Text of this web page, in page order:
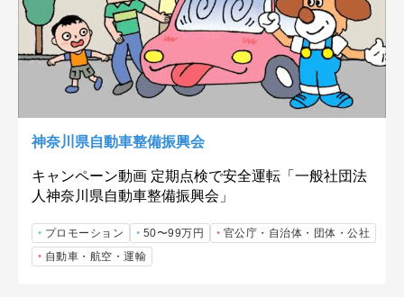
神奈川県自動車整備振興会
キャンペーン動画 定期点検で安全運転「一般社団法
人神奈川県自動車整備振興会」
プロモーション 50〜99万円
官公庁・自治体・団体・公社
自動車・航空・運輸